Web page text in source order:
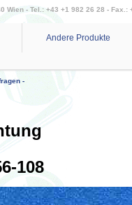
Wien - Tel.: +43 +1 982 26 28 - Fax.:
Andere Produkte
-
108